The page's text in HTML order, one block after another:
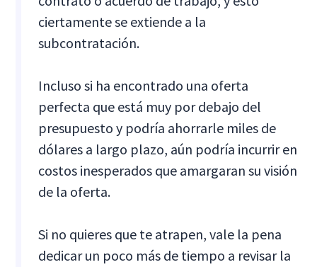
ciertamente se extiende a la
subcontratación.
Incluso si ha encontrado una oferta
perfecta que está muy por debajo del
presupuesto y podría ahorrarle miles de
dólares a largo plazo, aún podría incurrir en
costos inesperados que amargaran su visión
de la oferta.
Si no quieres que te atrapen, vale la pena
dedicar un poco más de tiempo a revisar la